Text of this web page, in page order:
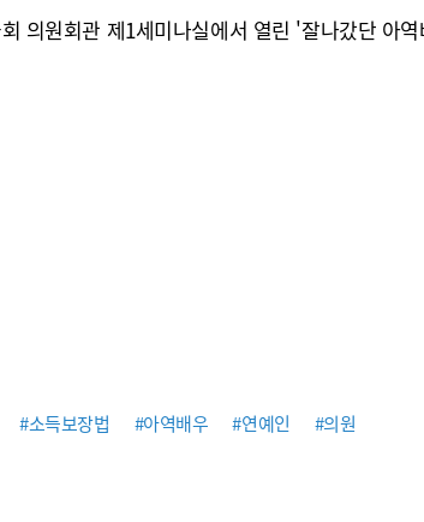
의원회관 제1세미나실에서 열린 '잘나갔단 아
#소득보장법 #아역배우 #연예인 #의원